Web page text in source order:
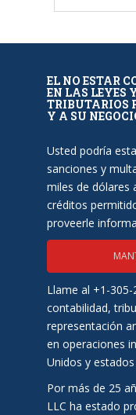
EL NO ESTAR
EN LAS LEYES
TRIBUTARIOS
Y A SU
Usted podría
sanciones y
miles de dólares
créditos
proveerle
Llame al +1-
contabilidad,
representación
en operaciones
Unidos y
Por más de 25
LLC ha estado